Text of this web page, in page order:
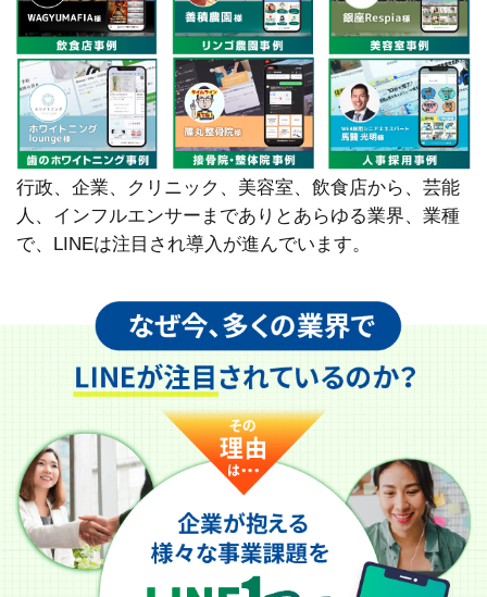
行政、企業、クリニック、美容室、飲食店から、芸能
人、インフルエンサーまでありとあらゆる業界、業種
で、LINEは注目され導入が進んでいます。